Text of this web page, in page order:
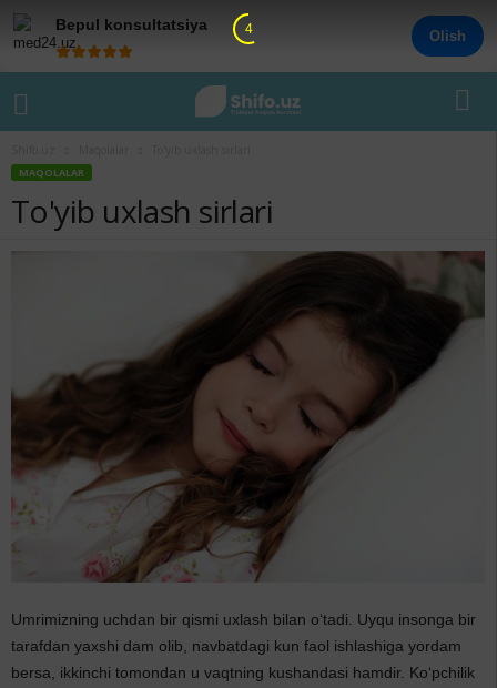
Bepul konsultatsiya
Olish
MAQOLALAR
To'yib uxlash sirlari
Umrimizning uchdan bir qismi uxlash bilan o‘tadi. Uyqu insonga bir
tarafdan yaxshi dam olib, navbatdagi kun faol ishlashiga yordam
bersa, ikkinchi tomondan u vaqtning kushandasi hamdir. Ko‘pchilik
3